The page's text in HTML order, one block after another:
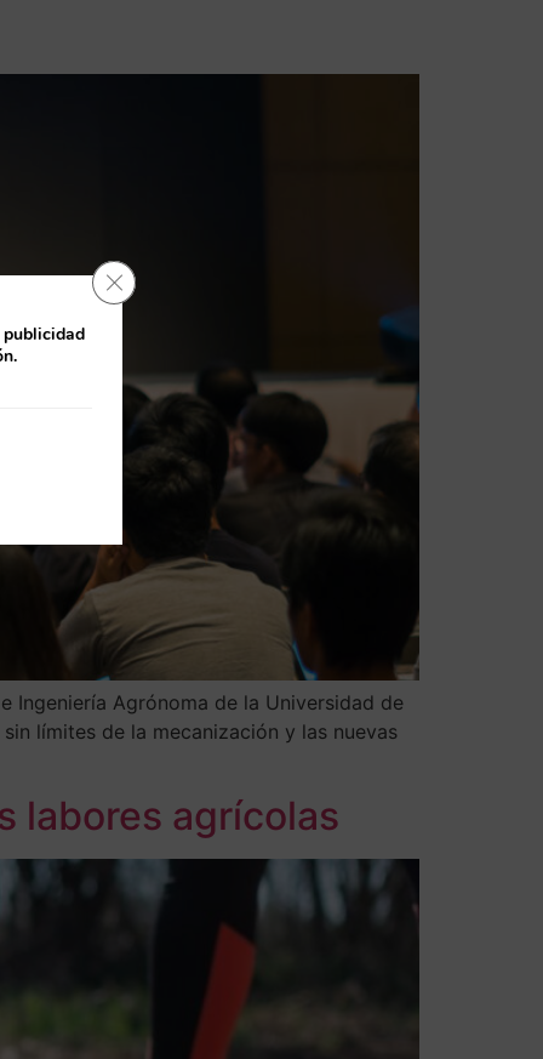
Ingeniería Agrónoma de la Universidad de
límites de la mecanización y las nuevas
labores agrícolas
publicidad
Cerrar el banner de cookies RGPD